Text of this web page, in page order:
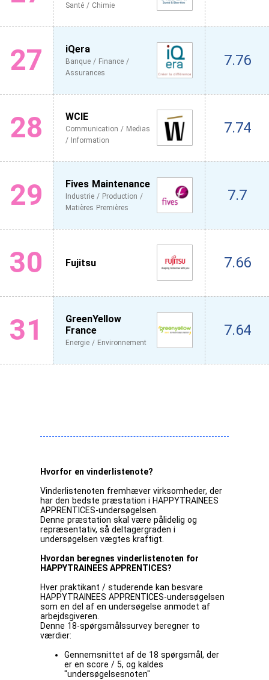
Santé / Chimie
27 iQera
Banque / Finance /
Assurances
7.76
28 WCIE
Communication / Medias
/ Information
7.74
29 Fives Maintenance
Industrie / Production /
Matières Premières
7.7
30 Fujitsu 7.66
31
GreenYellow
France
Energie / Environnement
7.64
Hvorfor en vinderlistenote?
Vinderlistenoten fremhæver virksomheder, der
har den bedste præstation i HAPPYTRAINEES
APPRENTICES-undersøgelsen.
Denne præstation skal være pålidelig og
repræsentativ, så deltagergraden i
undersøgelsen vægtes kraftigt.
Hvordan beregnes vinderlistenoten for
HAPPYTRAINEES APPRENTICES?
Hver praktikant / studerende kan besvare
HAPPYTRAINEES APPRENTICES-undersøgelsen
som en del af en undersøgelse anmodet af
arbejdsgiveren.
Denne 18-spørgsmålssurvey beregner to
værdier:
Gennemsnittet af de 18 spørgsmål, der
er en score / 5, og kaldes
"undersøgelsesnoten"